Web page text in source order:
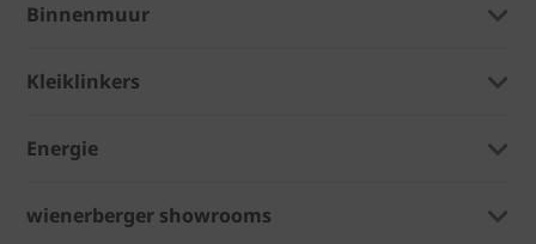
Binnenmuur
Kleiklinkers
Energie
wienerberger showrooms